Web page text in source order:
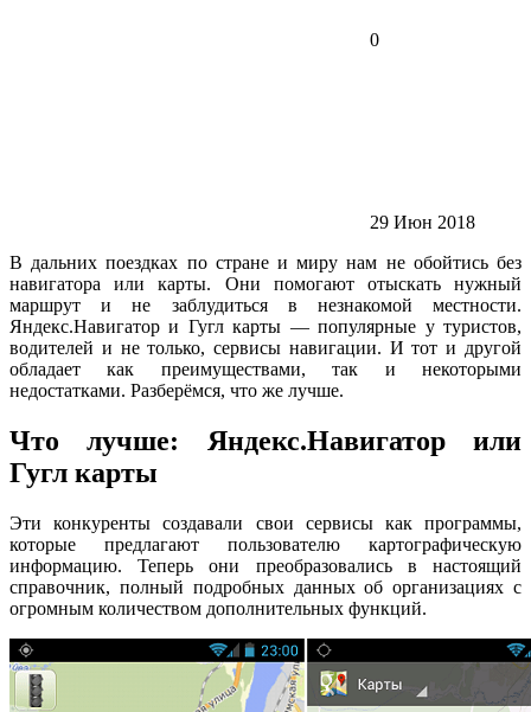
0
29 Июн 2018
В дальних поездках по стране и миру нам не обойтись без
навигатора или карты. Они помогают отыскать нужный
маршрут и не заблудиться в незнакомой местности.
Яндекс.Навигатор и Гугл карты — популярные у туристов,
водителей и не только, сервисы навигации. И тот и другой
обладает как преимуществами, так и некоторыми
недостатками. Разберёмся, что же лучше.
Что лучше: Яндекс.Навигатор или
Гугл карты
Эти конкуренты создавали свои сервисы как программы,
которые предлагают пользователю картографическую
информацию. Теперь они преобразовались в настоящий
справочник, полный подробных данных об организациях с
огромным количеством дополнительных функций.